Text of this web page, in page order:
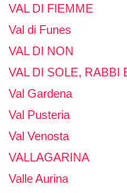
VAL DI FIEMME
Val di Funes
VAL DI NON
VAL DI SOLE, RABBI
Val Gardena
Val Pusteria
Val Venosta
VALLAGARINA
Valle Aurina